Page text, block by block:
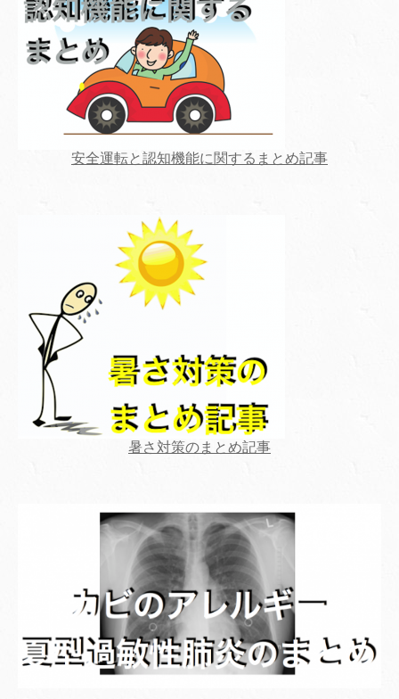
安全運転と認知機能に関するまとめ記事
暑さ対策のまとめ記事